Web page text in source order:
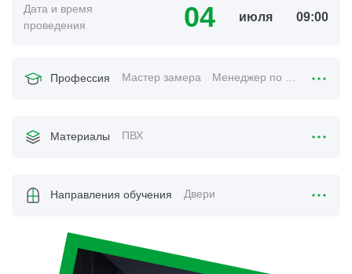
Дата и время
проведения
04 июля 09:00
Профессия Мастер замера Менеджер по продажам
Материалы ПВХ
Направления обучения Двери